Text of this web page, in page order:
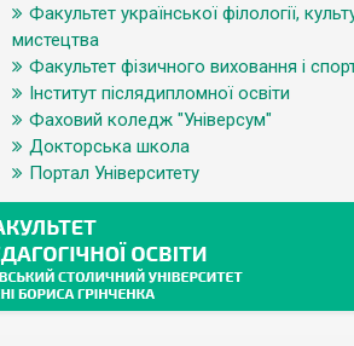
Факультет української філології,
мистецтва
Факультет фізичного виховання і
Інститут післядипломної освіти
Фаховий коледж "Універсум"
Докторська школа
Портал Університету